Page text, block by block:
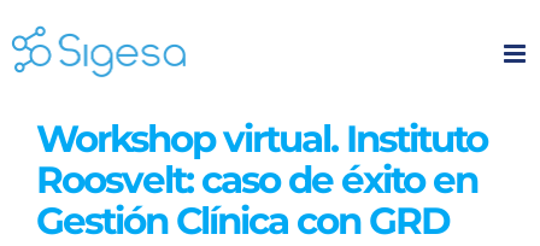
to
Workshop virtual. Instituto
Roosvelt: caso de éxito en
Gestión Clínica con GRD